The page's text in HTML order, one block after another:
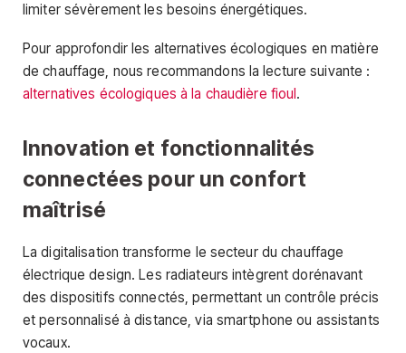
limiter sévèrement les besoins énergétiques.
Pour approfondir les alternatives écologiques en matière
de chauffage, nous recommandons la lecture suivante :
alternatives écologiques à la chaudière fioul .
Innovation et fonctionnalités
connectées pour un confort
maîtrisé
La digitalisation transforme le secteur du chauffage
électrique design. Les radiateurs intègrent dorénavant
des dispositifs connectés, permettant un contrôle précis
et personnalisé à distance, via smartphone ou assistants
vocaux.